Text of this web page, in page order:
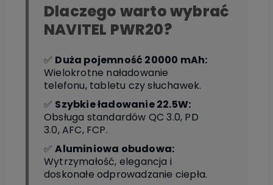
Dlaczego warto wybrać
NAVITEL PWR20?
✅ Duża pojemność 20000 mAh:
Wielokrotne naładowanie
telefonu, tabletu czy słuchawek.
✅ Szybkie ładowanie 22.5W:
Obsługa standardów QC 3.0, PD
3.0, AFC, FCP.
✅Aluminiowa obudowa:
Wytrzymałość, elegancja i
doskonałe odprowadzanie ciepła.